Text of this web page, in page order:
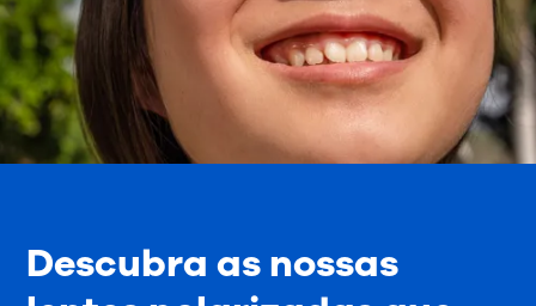
Descubra as nossas